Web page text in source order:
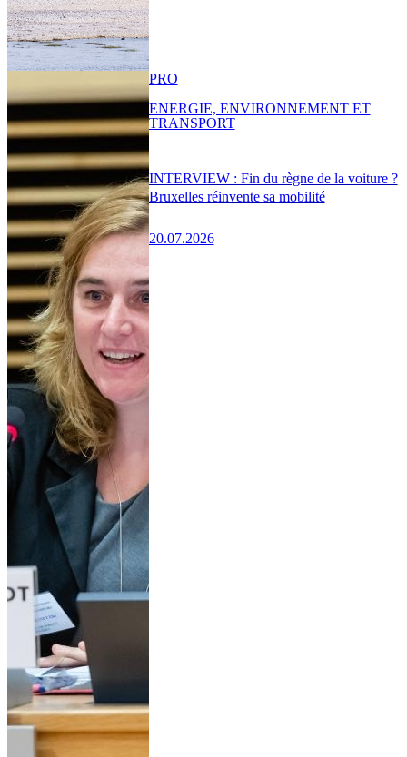
INTERVIEW : Fin du règne de la voiture ?
Bruxelles réinvente sa mobilité
20.07.2026
PRO
ENERGIE, ENVIRONNEMENT ET
TRANSPORT